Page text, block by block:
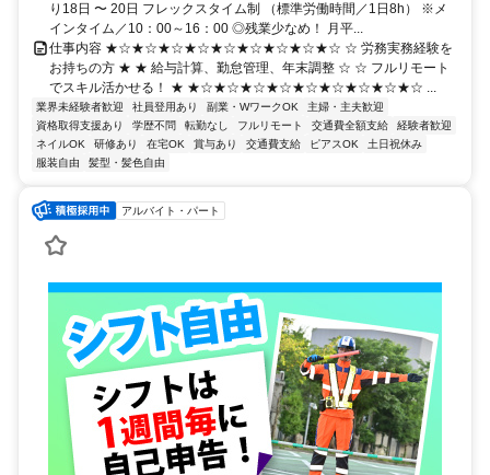
り18日 〜 20日 フレックスタイム制 （標準労働時間／1日8h） ※メ
インタイム／10：00～16：00 ◎残業少なめ！ 月平...
仕事内容 ★☆★☆★☆★☆★☆★☆★☆★☆★☆ ☆ 労務実務経験を
お持ちの方 ★ ★ 給与計算、勤怠管理、年末調整 ☆ ☆ フルリモート
でスキル活かせる！ ★ ★☆★☆★☆★☆★☆★☆★☆★☆★☆ ...
業界未経験者歓迎 社員登用あり 副業・WワークOK
主婦・主夫歓迎
資格取得支援あり
学歴不問 転勤なし フルリモート 交通費全額支給
経験者歓迎
ネイルOK
研修あり 在宅OK 賞与あり 交通費支給 ピアスOK
土日祝休み
服装自由
髪型・髪色自由
アルバイト・パート